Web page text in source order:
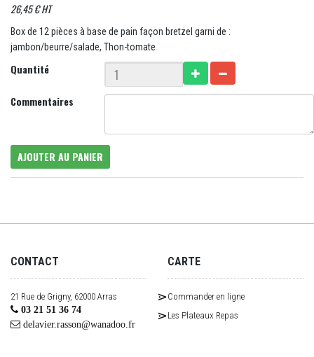
26,45 € HT
Box de 12 pièces à base de pain façon bretzel garni de :
jambon/beurre/salade, Thon-tomate
Quantité
Commentaires
AJOUTER AU PANIER
CONTACT
21 Rue de Grigny, 62000 Arras
03 21 51 36 74
delavier.rasson@wanadoo.fr
CARTE
Commander en ligne
Les Plateaux Repas